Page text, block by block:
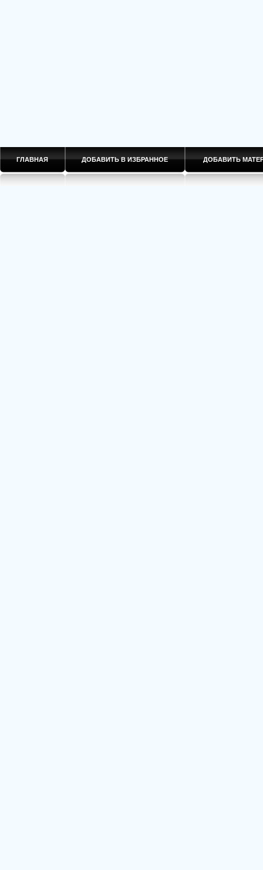
ГЛАВНАЯ ДОБАВИТЬ В ИЗБРАННОЕ ДОБАВИТЬ